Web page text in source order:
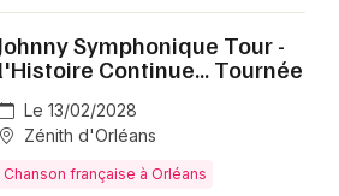
Symphonique Tour -
l'Histoire Continue... Tournée
Le 13/02/2028
Zénith d'Orléans
Chanson française à Orléans